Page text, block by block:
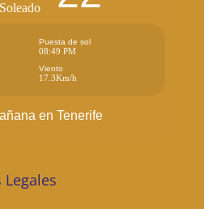
Soleado
Puesta de sol
08:49 PM
Viento
17.3Km/h
en Tenerife